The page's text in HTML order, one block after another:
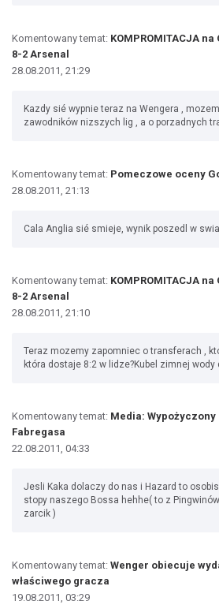
Komentowany temat: KOMPROMITACJA
8-2 Arsenal
28.08.2011, 21:29
Kazdy sié wypnie teraz na Wengera ,
zawodników nizszych lig , a o porzadnych
Komentowany temat: Pomeczowe oceny
28.08.2011, 21:13
Cala Anglia sié smieje, wynik poszedl w
Komentowany temat: KOMPROMITACJA
8-2 Arsenal
28.08.2011, 21:10
Teraz mozemy zapomniec o transferach ,
która dostaje 8:2 w lidze?Kubel zimnej
Komentowany temat: Media: Wypożyczony
Fabregasa
22.08.2011, 04:33
Jesli Kaka dolaczy do nas i Hazard to
stopy naszego Bossa hehhe( to z
zarcik )
Komentowany temat: Wenger obiecuje
właściwego gracza
19.08.2011, 03:29